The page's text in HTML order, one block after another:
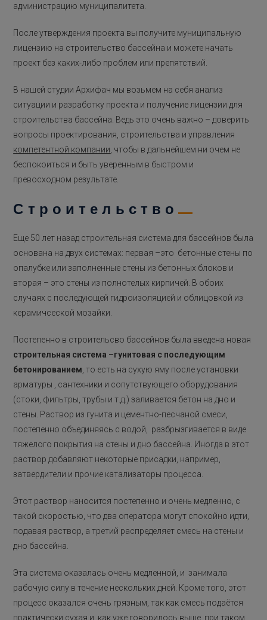
администрацию муниципалитета.
После утверждения проекта вы получите муниципальную
лицензию на строительство бассейна и можете начать
проект без каких-либо проблем или препятствий.
В нашей студии Архифач мы возьмем на себя анализ
ситуации и разработку проекта и получение лицензии для
строительства бассейна. Ведь это очень важно – доверить
вопросы проектирования, строительства и управления
компетентной компании , чтобы в дальнейшем ни очем не
беспокоиться и быть уверенным в быстром и
превосходном результате.
Строительство
Еще 50 лет назад строительная система для бассейнов была
основана на двух системах: первая –это бетонные стены по
опалубке или заполненные стены из бетонных блоков и
вторая – это стены из полнотелых кирпичей. В обоих
случаях с последующей гидроизоляцией и облицовкой из
керамичсеской мозайки.
Постепенно в строительсво бассейнов была введена новая
строительная система –гунитовая с последующим
бетонированием , то есть на сухую яму после установки
арматуры , сантехники и сопутствующего оборудования
(стоки, фильтры, трубы и т.д.) заливается бетон на дно и
стены. Раствор из гунита и цементно-песчаной смеси,
постепенно объединяясь с водой, разбрызгивается в виде
тяжелого покрытия на стены и дно бассейна. Иногда в этот
раствор добавляют некоторые присадки, например,
затвердители и прочие катализаторы процесса.
Этот раствор наносится постепенно и очень медленно, с
такой скоростью, что два оператора могут спокойно идти,
подавая раствор, а третий распределяет смесь на стены и
дно бассейна.
Эта система оказалась очень медленной, и занимала
рабочую силу в течение нескольких дней. Кроме того, этот
процесс оказался очень грязным, так как смесь подаётся
практически сухая и, как уже говорилось выше, при таком